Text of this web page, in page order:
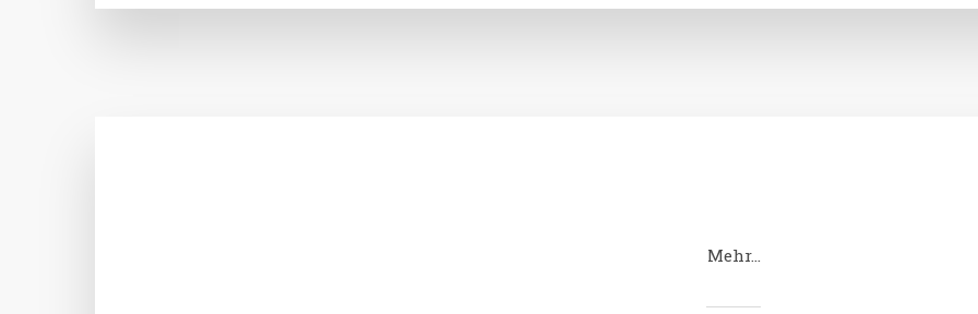
Mehr…